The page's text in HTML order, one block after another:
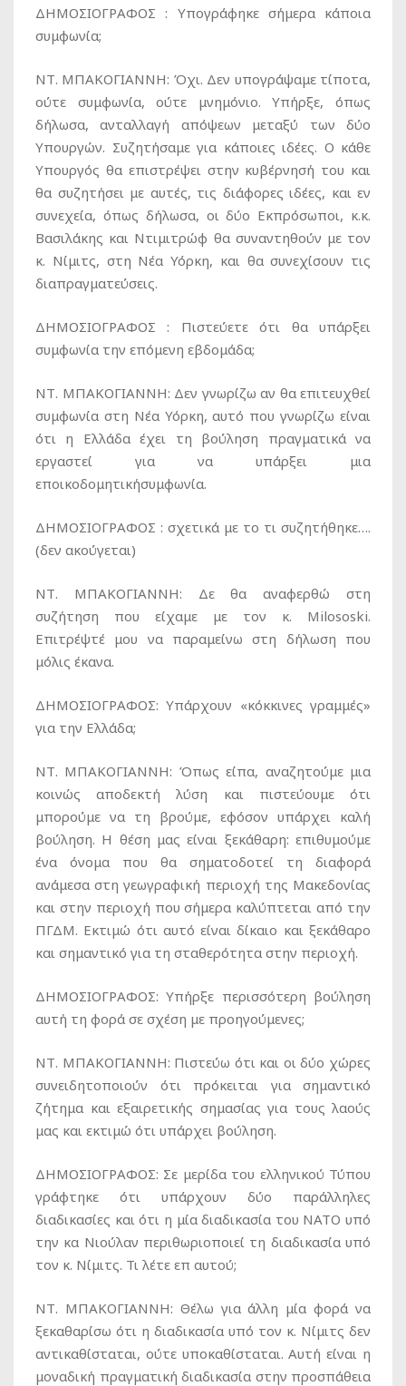
ΔΗΜΟΣΙΟΓΡΑΦΟΣ : Υπογράφηκε σήμερα κάποια
συμφωνία;
ΝΤ. ΜΠΑΚΟΓΙΑΝΝΗ: Όχι. Δεν υπογράψαμε τίποτα,
ούτε συμφωνία, ούτε μνημόνιο. Υπήρξε, όπως
δήλωσα, ανταλλαγή απόψεων μεταξύ των δύο
Υπουργών. Συζητήσαμε για κάποιες ιδέες. Ο κάθε
Υπουργός θα επιστρέψει στην κυβέρνησή του και
θα συζητήσει με αυτές, τις διάφορες ιδέες, και εν
συνεχεία, όπως δήλωσα, οι δύο Εκπρόσωποι, κ.κ.
Βασιλάκης και Ντιμιτρώφ θα συναντηθούν με τον
κ. Νίμιτς, στη Νέα Υόρκη, και θα συνεχίσουν τις
διαπραγματεύσεις.
ΔΗΜΟΣΙΟΓΡΑΦΟΣ : Πιστεύετε ότι θα υπάρξει
συμφωνία την επόμενη εβδομάδα;
ΝΤ. ΜΠΑΚΟΓΙΑΝΝΗ: Δεν γνωρίζω αν θα επιτευχθεί
συμφωνία στη Νέα Υόρκη, αυτό που γνωρίζω είναι
ότι η Ελλάδα έχει τη βούληση πραγματικά να
εργαστεί για να υπάρξει μια
εποικοδομητικήσυμφωνία.
ΔΗΜΟΣΙΟΓΡΑΦΟΣ : σχετικά με το τι συζητήθηκε….
(δεν ακούγεται)
ΝΤ. ΜΠΑΚΟΓΙΑΝΝΗ: Δε θα αναφερθώ στη
συζήτηση που είχαμε με τον κ. Milososki.
Επιτρέψτέ μου να παραμείνω στη δήλωση που
μόλις έκανα.
ΔΗΜΟΣΙΟΓΡΑΦΟΣ: Υπάρχουν «κόκκινες γραμμές»
για την Ελλάδα;
ΝΤ. ΜΠΑΚΟΓΙΑΝΝΗ: Όπως είπα, αναζητούμε μια
κοινώς αποδεκτή λύση και πιστεύουμε ότι
μπορούμε να τη βρούμε, εφόσον υπάρχει καλή
βούληση. Η θέση μας είναι ξεκάθαρη: επιθυμούμε
ένα όνομα που θα σηματοδοτεί τη διαφορά
ανάμεσα στη γεωγραφική περιοχή της Μακεδονίας
και στην περιοχή που σήμερα καλύπτεται από την
ΠΓΔΜ. Εκτιμώ ότι αυτό είναι δίκαιο και ξεκάθαρο
και σημαντικό για τη σταθερότητα στην περιοχή.
ΔΗΜΟΣΙΟΓΡΑΦΟΣ: Υπήρξε περισσότερη βούληση
αυτή τη φορά σε σχέση με προηγούμενες;
ΝΤ. ΜΠΑΚΟΓΙΑΝΝΗ: Πιστεύω ότι και οι δύο χώρες
συνειδητοποιούν ότι πρόκειται για σημαντικό
ζήτημα και εξαιρετικής σημασίας για τους λαούς
μας και εκτιμώ ότι υπάρχει βούληση.
ΔΗΜΟΣΙΟΓΡΑΦΟΣ: Σε μερίδα του ελληνικού Τύπου
γράφτηκε ότι υπάρχουν δύο παράλληλες
διαδικασίες και ότι η μία διαδικασία του ΝΑΤΟ υπό
την κα Νιούλαν περιθωριοποιεί τη διαδικασία υπό
τον κ. Νίμιτς. Τι λέτε επ αυτού;
ΝΤ. ΜΠΑΚΟΓΙΑΝΝΗ: Θέλω για άλλη μία φορά να
ξεκαθαρίσω ότι η διαδικασία υπό τον κ. Νίμιτς δεν
αντικαθίσταται, ούτε υποκαθίσταται. Αυτή είναι η
μοναδική πραγματική διαδικασία στην προσπάθεια